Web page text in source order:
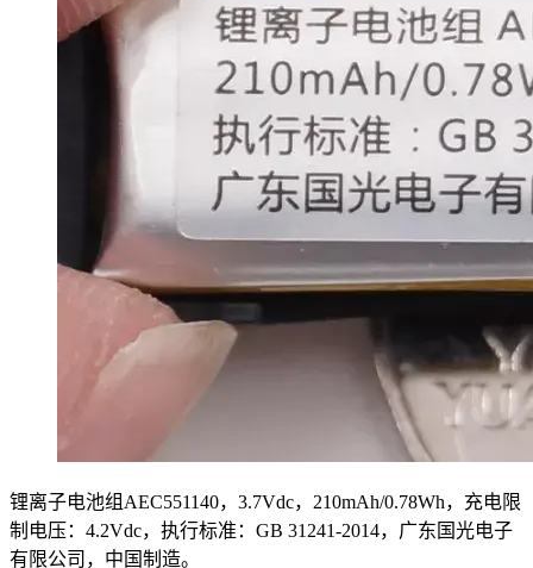
锂离子电池组AEC551140，3.7Vdc，210mAh/0.78Wh，充电限
制电压：4.2Vdc，执行标准：GB 31241-2014，广东国光电子
有限公司，中国制造。